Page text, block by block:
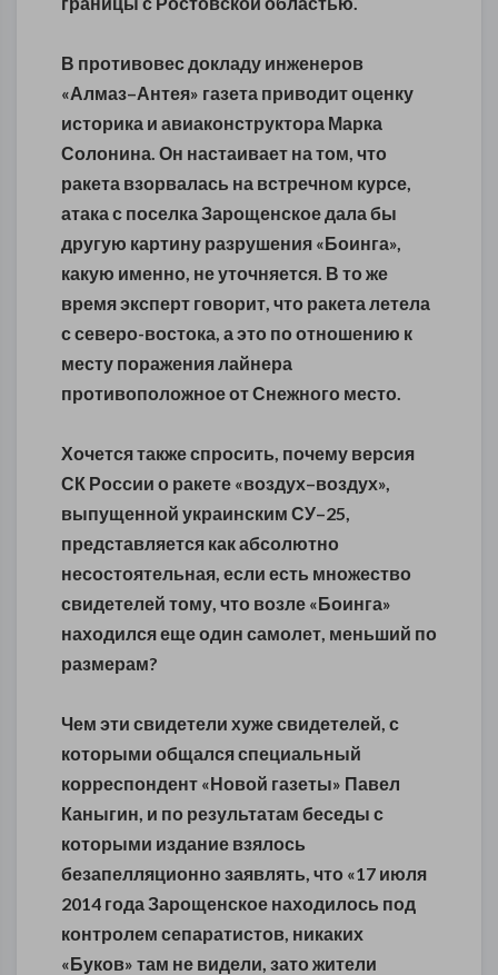
В противовес докладу инженеров
«Алмаз–Антея» газета приводит оценку
историка и авиаконструктора Марка
Солонина. Он настаивает на том, что
ракета взорвалась на встречном курсе,
атака с поселка Зарощенское дала бы
другую картину разрушения «Боинга»,
какую именно, не уточняется. В то же
время эксперт говорит, что ракета летела
с северо-востока, а это по отношению к
месту поражения лайнера
противоположное от Снежного место.
Хочется также спросить, почему версия
СК России о ракете «воздух–воздух»,
выпущенной украинским СУ–25,
представляется как абсолютно
несостоятельная, если есть множество
свидетелей тому, что возле «Боинга»
находился еще один самолет, меньший по
размерам?
Чем эти свидетели хуже свидетелей, с
которыми общался специальный
корреспондент «Новой газеты» Павел
Каныгин, и по результатам беседы с
которыми издание взялось
безапелляционно заявлять, что «17 июля
2014 года Зарощенское находилось под
контролем сепаратистов, никаких
«Буков» там не видели, зато жители